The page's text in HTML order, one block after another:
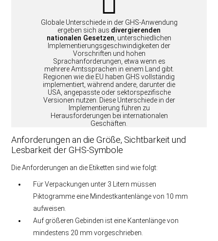
Globale Unterschiede in der GHS-Anwendung
ergeben sich aus divergierenden
nationalen Gesetzen , unterschiedlichen
Implementierungsgeschwindigkeiten der
Vorschriften und hohen
Sprachanforderungen, etwa wenn es
mehrere Amtssprachen in einem Land gibt.
Regionen wie die EU haben GHS vollständig
implementiert, während andere, darunter die
USA, angepasste oder sektorspezifische
Versionen nutzen. Diese Unterschiede in der
Implementierung führen zu
Herausforderungen bei internationalen
Geschäften.
Anforderungen an die Größe, Sichtbarkeit und
Lesbarkeit der GHS-Symbole
Die Anforderungen an die Etiketten sind wie folgt:
Für Verpackungen unter 3 Litern müssen
Piktogramme eine Mindestkantenlänge von 10 mm
aufweisen.
Auf größeren Gebinden ist eine Kantenlänge von
mindestens 20 mm vorgeschrieben.